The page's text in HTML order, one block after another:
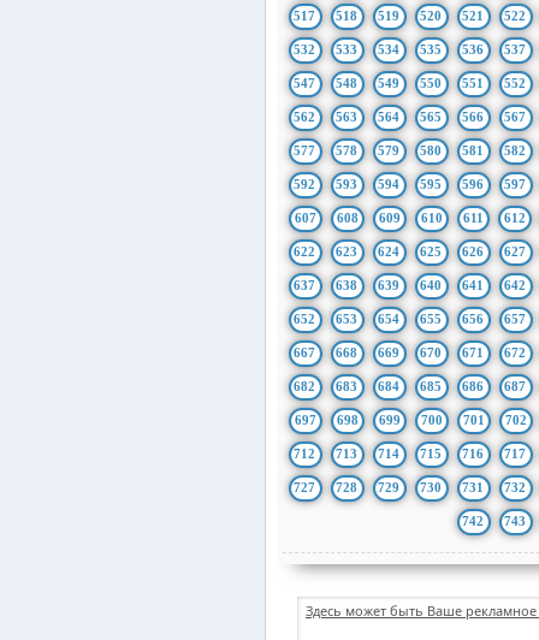
517 518 519 520 521 522
532 533 534 535 536 537
547 548 549 550 551 552
562 563 564 565 566 567
577 578 579 580 581 582
592 593 594 595 596 597
607 608 609 610 611 612
622 623 624 625 626 627
637 638 639 640 641 642
652 653 654 655 656 657
667 668 669 670 671 672
682 683 684 685 686 687
697 698 699 700 701 702
712 713 714 715 716 717
727 728 729 730 731 732
742 743
Здесь может быть Ваше